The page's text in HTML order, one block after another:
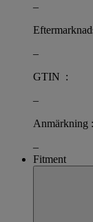
–
–
GTIN :
–
Anmärkning :
–
Fitment